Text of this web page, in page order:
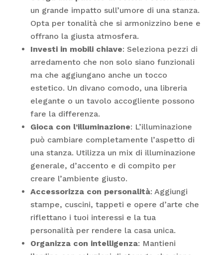
un grande impatto sull’umore di una stanza.
Opta per tonalità che si armonizzino bene e
offrano la giusta atmosfera.
Investi in mobili chiave: Seleziona pezzi di
arredamento che non solo siano funzionali
ma che aggiungano anche un tocco
estetico. Un divano comodo, una libreria
elegante o un tavolo accogliente possono
fare la differenza.
Gioca con l’illuminazione: L’illuminazione
può cambiare completamente l’aspetto di
una stanza. Utilizza un mix di illuminazione
generale, d’accento e di compito per
creare l’ambiente giusto.
Accessorizza con personalità: Aggiungi
stampe, cuscini, tappeti e opere d’arte che
riflettano i tuoi interessi e la tua
personalità per rendere la casa unica.
Organizza con intelligenza: Mantieni